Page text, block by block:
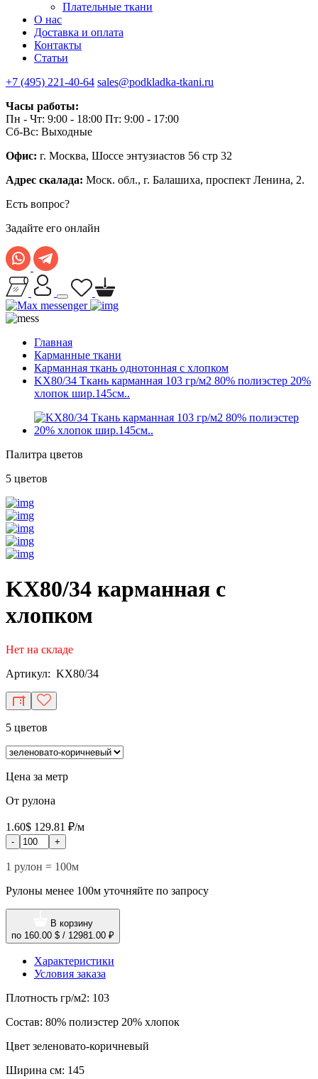
Плательные ткани
О нас
Доставка и оплата
Контакты
Статьи
+7 (495) 221-40-64 sales@podkladka-tkani.ru
Часы работы:
Пн - Чт: 9:00 - 18:00 Пт: 9:00 - 17:00
Сб-Вс: Выходные
Офис: г. Москва, Шоссе энтузиастов 56 стр 32
Адрес скалада: Моск. обл., г. Балашиха, проспект Ленина, 2.
Есть вопрос?
Задайте его онлайн
Главная
Карманные ткани
Карманная ткань однотонная с хлопком
KX80/34 Ткань карманная 103 гр/м2 80% полиэстер 20%
хлопок шир.145см..
Палитра цветов
5 цветов
KX80/34 карманная с
хлопком
Нет на складе
Артикул: KX80/34
5 цветов
Цена за метр
От рулона
1.60$ 129.81 ₽/м
- +
1 рулон = 100м
Рулоны менее 100м уточняйте по запросу
В корзину
по 160.00 $ / 12981.00 ₽
Характеристики
Условия заказа
Плотность гр/м2: 103
Состав: 80% полиэстер 20% хлопок
Цвет зеленовато-коричневый
Ширина см: 145